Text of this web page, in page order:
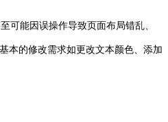
可能因误操作导致页面布局错乱、
本的修改需求如更改文本颜色、添加